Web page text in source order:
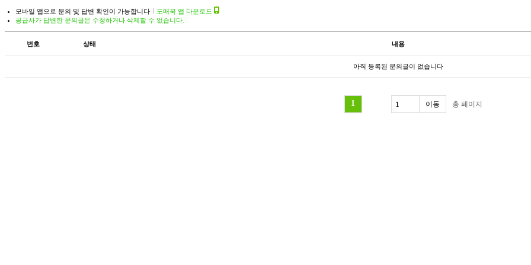
모바일 앱으로 문의 및 답변 확인이 가능합니다
도매꾹 앱 다운로드
공급사가 답변한 문의글은 수정하거나 삭제할 수 없습니다.
번호 상태 내용
아직 등록된 문의글이 없습니다
1 총 페이지